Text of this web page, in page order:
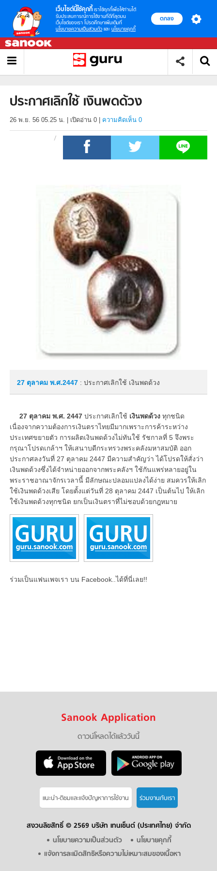
เว็บไซต์นี้ใช้คุกกี้ เราใช้คุกกี้เพื่อให้ท่านได้
รับประสบการณ์การใช้งานที่ดีที่สุดบน
เว็บไซต์ของเรา โปรดศึกษาเพิ่มเติมที่
นโยบายความเป็นส่วนตัว และ นโยบายคุกกี้
ตกลง
ประกาศเลิกใช้ เงินพดด้วง
26 พ.ย. 56 05.25 น. เปิดอ่าน 0 ความคิดเห็น 0
27 ตุลาคม พ.ศ.2447 : ประกาศเลิกใช้ เงินพดด้วง
27 ตุลาคม พ.ศ. 2447 ประกาศเลิกใช้ เงินพดด้วง ทุกชนิด
เนื่องจากความต้องการเงินตราไทยมีมากเพราะการค้าระหว่าง
ประเทศขยายตัว การผลิตเงินพดด้วงไม่ทันใช้ รัชกาลที่ 5 จึงพระ
กรุณาโปรดเกล้าฯ ให้เสนาบดีกระทรวงพระคลังมหาสมบัติ ออก
ประกาศลงวันที่ 27 ตุลาคม 2447 มีความสำคัญว่า ได้โปรดให้สั่งว่า
เงินพดด้วงซึ่งได้จำหน่ายออกจากพระคลังฯ ใช้กันแพร่หลายอยู่ใน
พระราชอาณาจักรเวลานี้ มีลักษณะปลอมแปลงได้ง่าย สมควรให้เลิก
ใช้เงินพดด้วงเสีย โดยตั้งแต่วันที่ 28 ตุลาคม 2447 เป็นต้นไป ให้เลิก
ใช้เงินพดด้วงทุกชนิด ยกเป็นเงินตราที่ไม่ชอบด้วยกฎหมาย
ร่วมเป็นแฟนเพจเรา บน Facebook..ได้ที่นี่เลย!!
Sanook Application
ดาวน์โหลดได้แล้ววันนี้
แนะนำ-ติชมเเละแจ้งปัญหาการใช้งาน ร่วมงานกับเรา
สงวนลิขสิทธิ์ © 2569 บริษัท เทนเซ็นต์ (ประเทศไทย) จำกัด
นโยบายความเป็นส่วนตัว
นโยบายคุกกี้
แจ้งการละเมิดสิทธิหรือความไม่เหมาะสมของเนื้อหา